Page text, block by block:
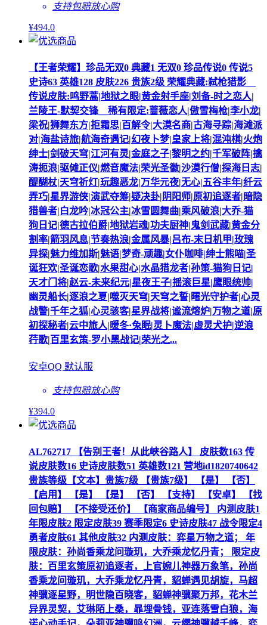
支持包赔放心购
¥494.0
【王者荣耀】珍品无双0 典藏1 无双0 珍品传说0 传说5
史诗63 英雄128 皮肤226 贵族2级 荣耀典藏:弑枪猎影__
传说皮肤:鸣野蒿|地狱之眼|黄金射手座|刘备-时之恋人|
兰陵王-默契交锋__稀有限定:蔷薇恋人|傲雪梅枪|李小龙|
梁祝|狮舞东方|拒霜思|百解令|大漠名商|古海寻踪|海滩派
对|海盐诗旅|航海奇遇记|幻夜卜梦|皇家上将|混沌棋|火炮
绅士|剑破天穹|江河有灵|金庭之子|黎明之约|千军破阵|擒
涛扼浪|驱傩正仪|燃音魔法|荣光圣徽|沙漠行僧|探海日志|
醍醐杖|天穹祈灯|玩趣恶龙|万华元夜|无心|五谷丰年|纤云
弄巧|星界游侠|演武夺筹|疑决卦|阴阳师|原初追逐者|暗隐
猎兽者|白龙吟|冰冠公主|冰雪圆舞曲|乘风破浪|大乔-猫
狗日记|德古拉伯爵|地狱岩魂|功夫厨神|鬼剑武藏|黄金分
割率|箭羽风息|节奏热浪|金属风暴|吕布-末日机甲|玫瑰
异探|魅力维加斯|魅语|梦奇-顽趣|女仆咖啡|绅士熊喵|圣
诞狂欢|圣诞恋歌|水果甜心|水晶猎龙者|孙策-猫狗日记|
天才门将|赵云-未来纪元|星夜王子|摇滚巨星|鹰眼统帅|
幽灵船长|逐浪之夏|噬灭天穹|天穹之誓|曙光守护者|心灵
战警|千年之狐|心灵骇客|星界战将|谧流熔炉|万物之道|原
初探秘者|云中旅人|暖冬·兔眠|灵卜魔法|虚灵犬护|逆浪
荇歌|百里玄策-罗小黑战记|荣光之...
安卓QQ 默认服
支持包赔放心购
¥394.0
AL762717 【告别王者！从此峡谷路人】 皮肤数163 传
说皮肤数16 史诗皮肤数51 英雄数121 营地id1820740642
贵族等级【文本】贵族7级 【贵族7级】 【是】 【否】
【启用】 【是】 【是】 【否】 【支持】 【安卓】 【找
回包赔】 【不接受还价】 【商家商品编号】 内测皮肤1
年限皮肤2 限定皮肤39 赛季限定6 史诗皮肤47 战令限定4
勇者皮肤61 其他皮肤32 内测皮肤：弈星万物之道； 年
限皮肤：孙尚香乘龙问璇玑，大乔乘龙忆丹青； 限定皮
肤：百里玄策原初追逐者，上官婉儿神器万象笔，孙尚
香乘龙问璇玑，大乔乘龙忆丹青，貂蝉遇见胡旋，马超
神骥逐星野，明世隐百晓客，貂蝉神骥聚万邦，花木兰
异界灵契，艾琳陌上桑，暃埋骨钱，亚连落雪白狼，海